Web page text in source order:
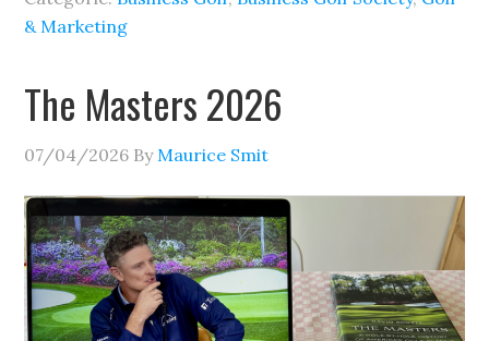
& Marketing
The Masters 2026
07/04/2026 By Maurice Smit